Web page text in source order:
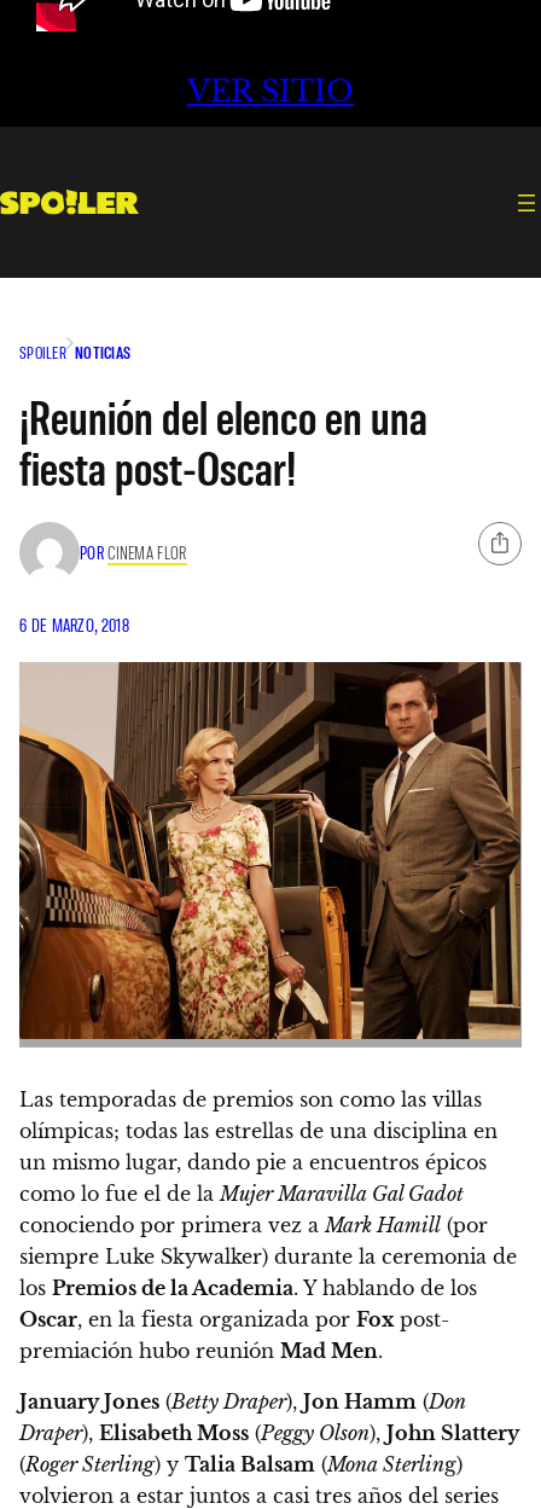
VER SITIO
SPOILER NOTICIAS
¡Reunión del elenco en una
fiesta post-Oscar!
PORCINEMA FLOR
6 DE MARZO, 2018
Las temporadas de premios son como las villas
olímpicas; todas las estrellas de una disciplina en
un mismo lugar, dando pie a encuentros épicos
como lo fue el de la Mujer Maravilla Gal Gadot
conociendo por primera vez a Mark Hamill (por
siempre Luke Skywalker) durante la ceremonia de
los Premios de la Academia. Y hablando de los
Oscar, en la fiesta organizada por Fox post-
premiación hubo reunión Mad Men.
January Jones (Betty Draper), Jon Hamm (Don
Draper), Elisabeth Moss (Peggy Olson), John Slattery
(Roger Sterling) y Talia Balsam (Mona Sterling)
volvieron a estar juntos a casi tres años del series